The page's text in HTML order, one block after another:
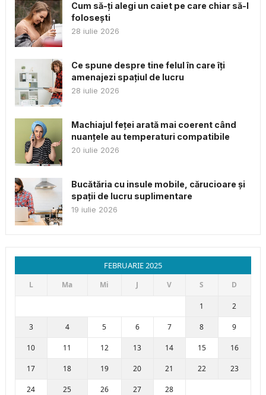
Cum să-ți alegi un caiet pe care chiar să-l
folosești
28 iulie 2026
Ce spune despre tine felul în care îți
amenajezi spațiul de lucru
28 iulie 2026
Machiajul feței arată mai coerent când
nuanțele au temperaturi compatibile
20 iulie 2026
Bucătăria cu insule mobile, cărucioare și
spații de lucru suplimentare
19 iulie 2026
FEBRUARIE 2025
L Ma Mi J V S D
1 2
3 4 5 6 7 8 9
10 11 12 13 14 15 16
17 18 19 20 21 22 23
24 25 26 27 28